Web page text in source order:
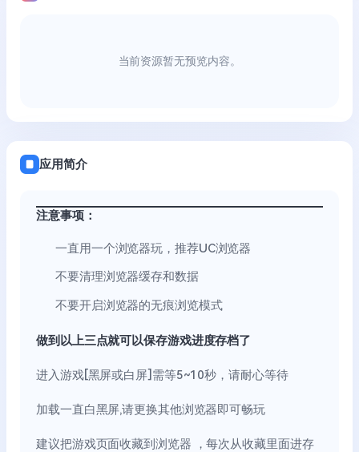
当前资源暂无预览内容。
应用简介
注意事项：
一直用一个浏览器玩，推荐UC浏览器
不要清理浏览器缓存和数据
不要开启浏览器的无痕浏览模式
做到以上三点就可以保存游戏进度存档了
进入游戏[黑屏或白屏]需等5~10秒，请耐心等待
加载一直白黑屏,请更换其他浏览器即可畅玩
建议把游戏页面收藏到浏览器 ，每次从收藏里面进存